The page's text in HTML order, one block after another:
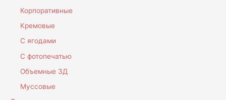
Корпоративные
Кремовые
С ягодами
С фотопечатью
Объемные 3Д
Муссовые